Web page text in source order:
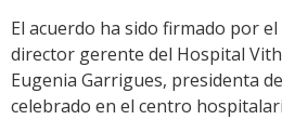
El acuerdo ha sido firmado por el
director gerente del Hospital
Eugenia Garrigues, presidenta
celebrado en el centro